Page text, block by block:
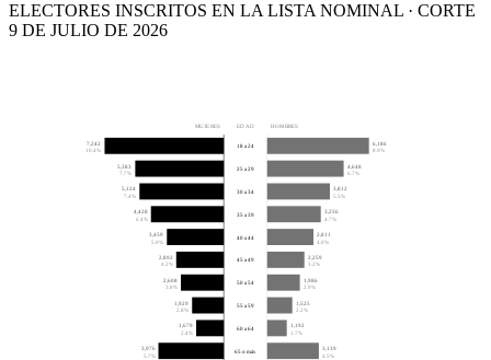
ELECTORES INSCRITOS EN LA LISTA NOMINAL · CORTE
9 DE JULIO DE 2026
MUJERES EDAD HOMBRES
7,242
10.4%
6,186
8.9%
18 a 24
5,383
7.7%
4,648
6.7%
25 a 29
5,124
7.4%
3,812
5.5%
30 a 34
4,428
6.4%
3,256
4.7%
35 a 39
3,459
5.0%
2,811
4.0%
40 a 44
2,892
4.2%
2,259
3.2%
45 a 49
2,608
3.8%
1,986
2.9%
50 a 54
1,929
2.8%
1,525
2.2%
55 a 59
1,679
2.4%
1,192
1.7%
60 a 64
3,976
5.7%
3,139
4.5%
65 o más